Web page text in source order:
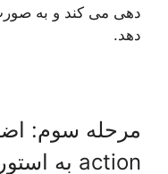
دهی می کند و به
دهد.
action به استوری